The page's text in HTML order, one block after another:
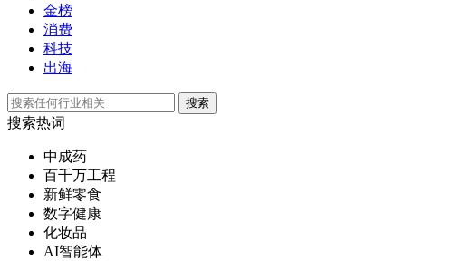
金榜
消费
科技
出海
搜索
搜索热词
中成药
百千万工程
新鲜零食
数字健康
化妆品
AI智能体